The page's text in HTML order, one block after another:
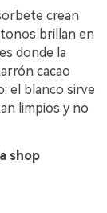
crean
brillan en
donde la
cacao
el blanco sirve
limpios y no
shop